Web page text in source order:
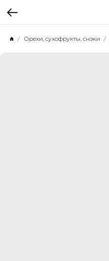
Орехи, сухофрукты, снэки